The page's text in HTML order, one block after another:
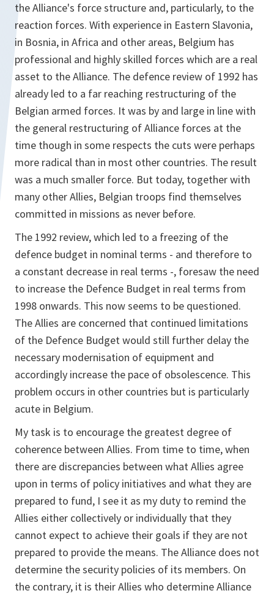
the Alliance's force structure and, particularly, to the
reaction forces. With experience in Eastern Slavonia,
in Bosnia, in Africa and other areas, Belgium has
professional and highly skilled forces which are a real
asset to the Alliance. The defence review of 1992 has
already led to a far reaching restructuring of the
Belgian armed forces. It was by and large in line with
the general restructuring of Alliance forces at the
time though in some respects the cuts were perhaps
more radical than in most other countries. The result
was a much smaller force. But today, together with
many other Allies, Belgian troops find themselves
committed in missions as never before.
The 1992 review, which led to a freezing of the
defence budget in nominal terms - and therefore to
a constant decrease in real terms -, foresaw the need
to increase the Defence Budget in real terms from
1998 onwards. This now seems to be questioned.
The Allies are concerned that continued limitations
of the Defence Budget would still further delay the
necessary modernisation of equipment and
accordingly increase the pace of obsolescence. This
problem occurs in other countries but is particularly
acute in Belgium.
My task is to encourage the greatest degree of
coherence between Allies. From time to time, when
there are discrepancies between what Allies agree
upon in terms of policy initiatives and what they are
prepared to fund, I see it as my duty to remind the
Allies either collectively or individually that they
cannot expect to achieve their goals if they are not
prepared to provide the means. The Alliance does not
determine the security policies of its members. On
the contrary, it is their Allies who determine Alliance